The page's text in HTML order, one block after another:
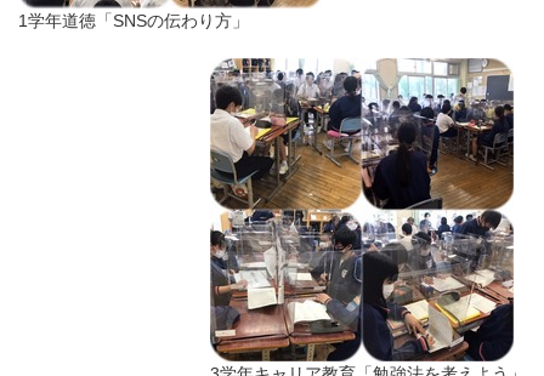
1学年道徳「SNSの伝わり方」